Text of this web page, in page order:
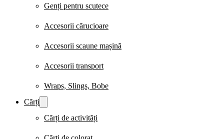
Genți pentru scutece
Accesorii cărucioare
Accesorii scaune mașină
Accesorii transport
Wraps, Slings, Bobe
Cărți
Cărți de activități